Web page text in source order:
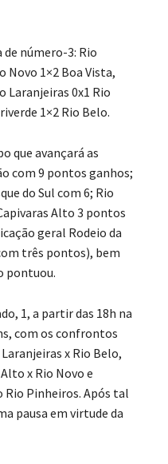
número-3: Rio
Novo 1×2 Boa Vista,
Laranjeiras 0x1 Rio
1×2 Rio Belo.
que avançará as
com 9 pontos ganhos;
do Sul com 6; Rio
Alto 3 pontos
geral Rodeio da
três pontos), bem
pontuou.
1, a partir das 18h na
com os confrontos
x Rio Belo,
x Rio Novo e
Rio Pinheiros. Após tal
pausa em virtude da